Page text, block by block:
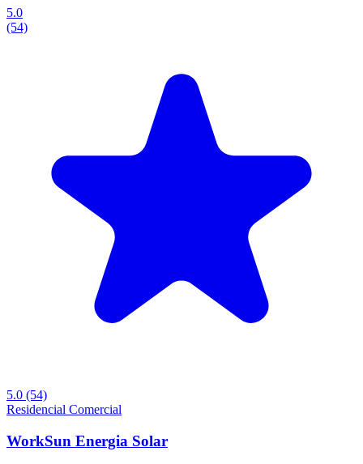
5.0
(54)
5.0 (54)
Residencial Comercial
WorkSun Energia Solar